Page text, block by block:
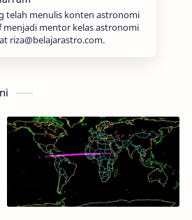
telah menulis konten astronomi
menjadi mentor kelas astronomi
riza@belajarastro.com.